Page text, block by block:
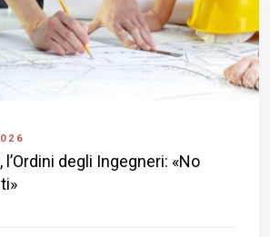
l’Ordini degli Ingegneri: «No